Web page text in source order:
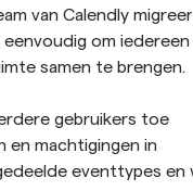
van Calendly
om iedereen
samen te brengen.
gebruikers toe
en machtigingen in
eventtypes en